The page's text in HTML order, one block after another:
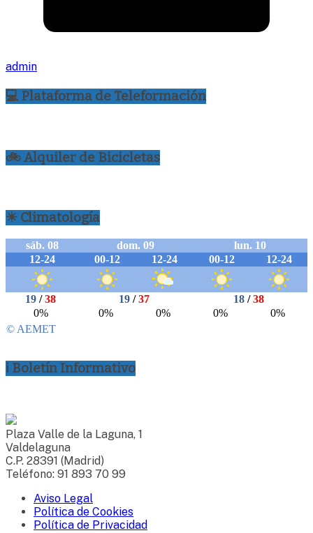
admin
💻 Plataforma de Teleformación
🚲 Alquiler de Bicicletas
☀ Climatología
ℹ Boletín Informativo
Plaza Valle de la Laguna, 1
Valdelaguna
C.P. 28391 (Madrid)
Teléfono: 91 893 70 99
Aviso Legal
Política de Cookies
Política de Privacidad